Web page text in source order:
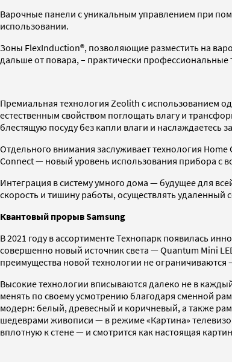
Варочные панели с уникальным управлением при
использовании.
Зоны FlexInduction®, позволяющие разместить на
дальше от повара, – практически профессиональные
Премиальная технология Zeolith с использованием
естественным свойством поглощать влагу и
блестящую посуду без капли влаги и наслаждаетесь
Отдельного внимания заслуживает технология
Connect — новый уровень использования прибора с
Интеграция в систему умного дома — будущее для
скорость и тишину работы, осуществлять
Квантовый прорыв Samsung
В 2021 году в ассортименте Технопарк появилась
совершенно новый источник света — Quantum Mini
преимущества новой технологии не
Высокие технологии вписываются далеко не в
менять по своему усмотрению благодаря сменной
модерн: белый, древесный и коричневый, а также
шедеврами живописи — в режиме «Картина»
вплотную к стене — и смотрится как настоящая